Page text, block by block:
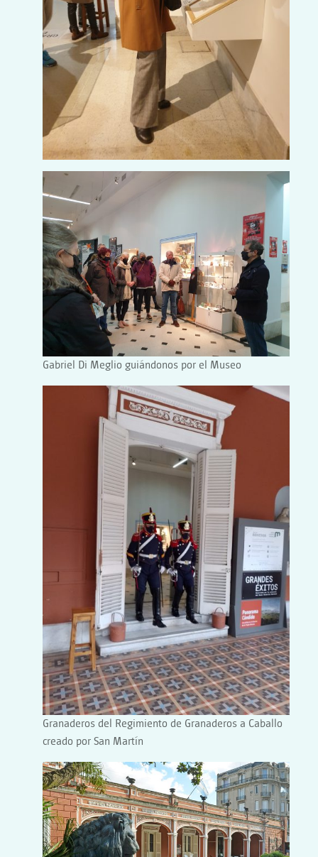
Gabriel Di Meglio guiándonos por el Museo
Granaderos del Regimiento de Granaderos a Caballo
creado por San Martín